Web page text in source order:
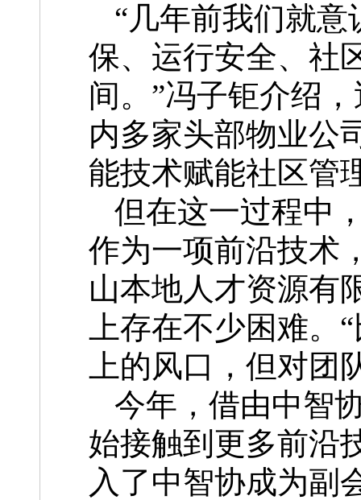
“几年前我们就
保、运行安全、社
间。”冯子钜介绍
内多家头部物业公
能技术赋能社区管
但在这一过程中
作为一项前沿技术
山本地人才资源有
上存在不少困难
上的风口，但对
今年，借由中智
始接触到更多前沿
入了中智协成为副